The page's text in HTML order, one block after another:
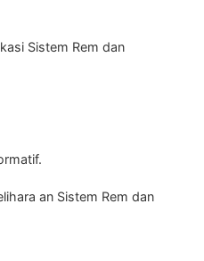
Sistem Rem dan
an Sistem Rem dan